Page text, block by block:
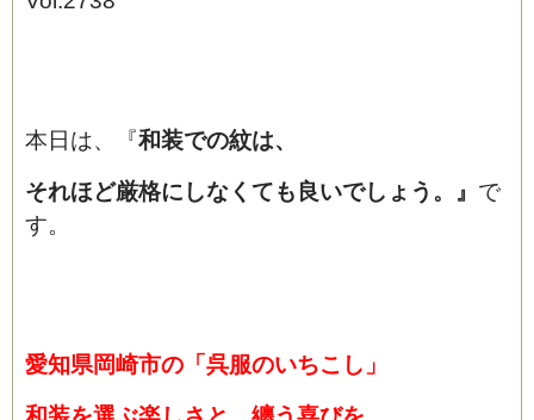
本日は、『和装での紋は、
それほど厳格にしなくても良いでしょう 。 』 で
す。
愛知県岡崎市の「呉服のいちこし」